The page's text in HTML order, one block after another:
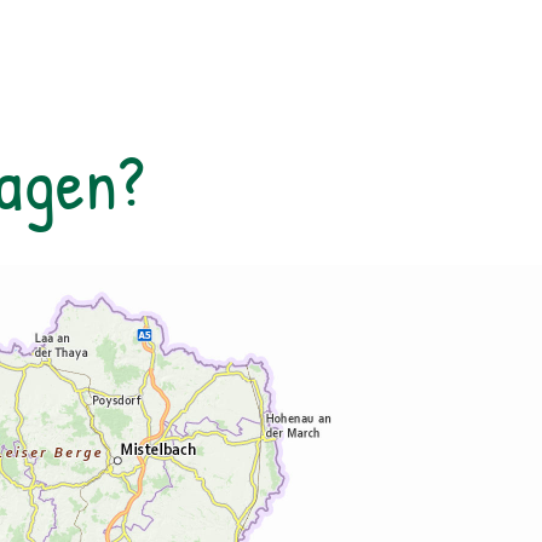
Derzeit kann man auch die Vernissage
„Innenleben“ von Künstler Mag. art. Michael
Alexander Seywald in den Stollen des